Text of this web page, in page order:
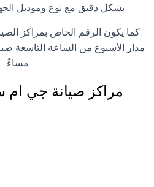
بشكل دقيق مع نوع وموديل
كما يكون الرقم الخاص بمراكز
مدار الأسبوع من الساعة التاسعة
مساءً.
مراكز صيانة جي